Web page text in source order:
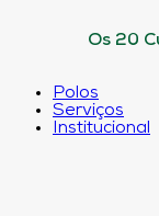
Os 20
Polos
Serviços
Institucional